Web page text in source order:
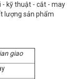
- kỹ thuật - cắt - may
lượng sản phẩm
giao